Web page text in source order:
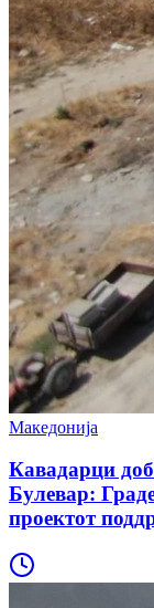
Македонија
Кавадарци
Булевар:
проектот